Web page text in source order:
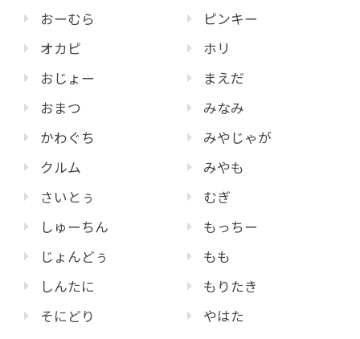
おーむら
オカピ
おじょー
おまつ
かわぐち
クルム
さいとぅ
しゅーちん
じょんどぅ
しんたに
そにどり
ピンキー
ホリ
まえだ
みなみ
みやじゃが
みやも
むぎ
もっちー
もも
もりたき
やはた